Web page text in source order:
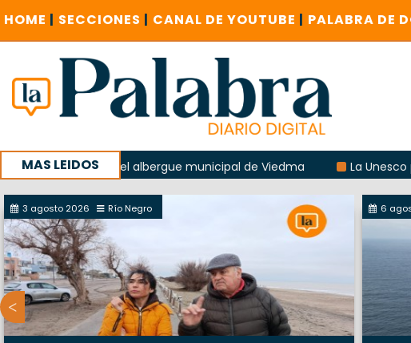
HOME | SECCIONES | CANAL DE YOUTUBE | PALABRA DE
MAS LEIDOS
del albergue municipal de Viedma La Unesco pidió
con un encuentro provincial en Roca
3 agosto 2026 Río Negro 6